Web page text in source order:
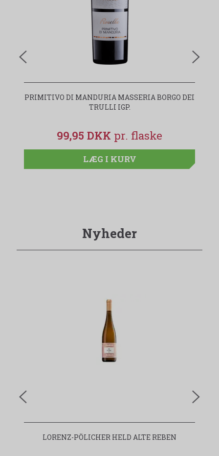
PRIMITIVO DI MANDURIA MASSERIA BORGO DEI
TRULLI IGP.
99,95 DKK
LÆG I KURV
Nyheder
LORENZ-PÖLICHER HELD ALTE REBEN